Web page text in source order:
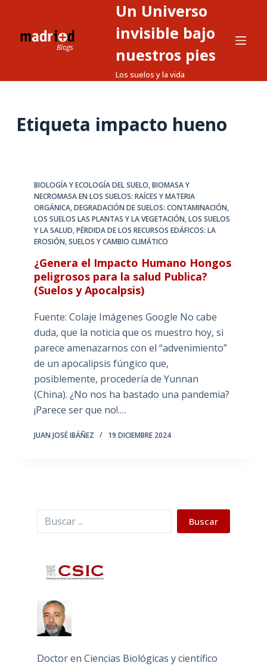
Un Universo
invisible bajo
nuestros pies
Los suelos y la vida
Etiqueta impacto hueno
BIOLOGÍA Y ECOLOGÍA DEL SUELO,BIOMASA Y
NECROMASA EN LOS SUELOS: RAÍCES Y MATERIA
ORGÁNICA,DEGRADACIÓN DE SUELOS: CONTAMINACIÓN,
LOS SUELOS LAS PLANTAS Y LA VEGETACIÓN,LOS SUELOS
Y LA SALUD,PÉRDIDA DE LOS RECURSOS EDÁFICOS: LA
EROSIÓN,SUELOS Y CAMBIO CLIMÁTICO
¿Genera el Impacto Humano Hongos
peligrosos para la salud Publica?
(Suelos y Apocalpsis)
Fuente: Colaje Imágenes Google No cabe
duda, que la noticia que os muestro hoy, si
parece amenazarnos con el “advenimiento”
de un apocalipsis fúngico que,
posiblemente, procedería de Yunnan
(China). ¿No nos ha bastado una pandemia?
¡Parece ser que no!.…
JUAN JOSÉ IBÁÑEZ 19 DICIEMBRE 2024
Buscar Buscar
Doctor en Ciencias Biológicas y científico